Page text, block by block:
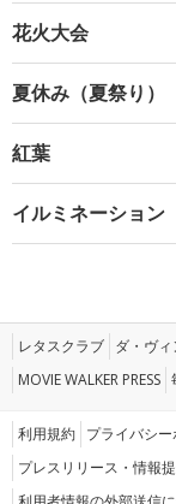
花火大会
夏休み（夏祭り）
紅葉
イルミネーション
レタスクラブ ダ・ヴ
MOVIE WALKER PRESS
利用規約 プライバシ
プレスリリース・情報